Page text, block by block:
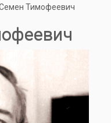
Тимофеевич